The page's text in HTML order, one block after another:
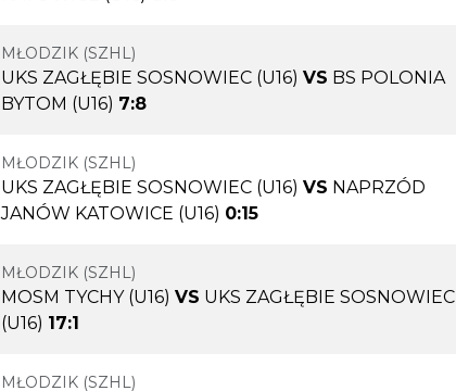
MŁODZIK (SZHL)
UKS ZAGŁĘBIE SOSNOWIEC (U16) VS BS POLONIA
BYTOM (U16) 7:8
MŁODZIK (SZHL)
UKS ZAGŁĘBIE SOSNOWIEC (U16) VS NAPRZÓD
JANÓW KATOWICE (U16) 0:15
MŁODZIK (SZHL)
MOSM TYCHY (U16) VS UKS ZAGŁĘBIE SOSNOWIEC
(U16) 17:1
MŁODZIK (SZHL)